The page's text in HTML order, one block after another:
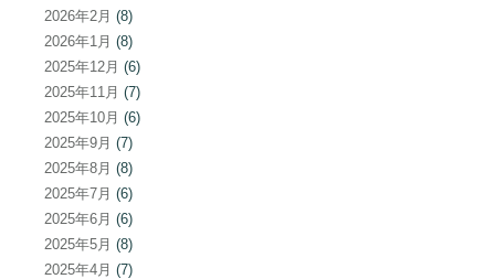
2026年2月 (8)
2026年1月 (8)
2025年12月 (6)
2025年11月 (7)
2025年10月 (6)
2025年9月 (7)
2025年8月 (8)
2025年7月 (6)
2025年6月 (6)
2025年5月 (8)
2025年4月 (7)